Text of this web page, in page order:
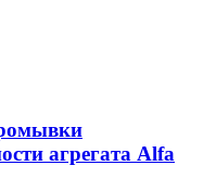
агрегата Alfa